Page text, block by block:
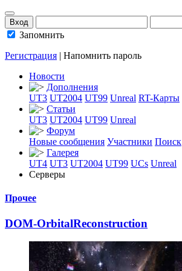
Запомнить
Регистрация | Напомнить пароль
Новости
Дополнения
UT3 UT2004 UT99 Unreal RT-Карты
Статьи
UT3 UT2004 UT99 Unreal
Форум
Новые сообщения Участники Поиск
Галерея
UT4 UT3 UT2004 UT99 UCs Unreal
Серверы
Прочее
DOM-OrbitalRecon­struction